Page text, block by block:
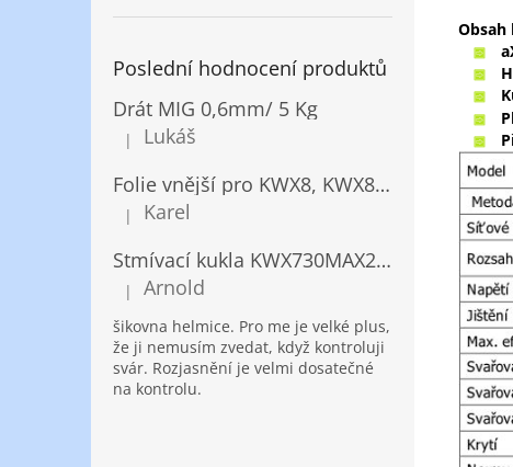
Poslední hodnocení produktů
Drát MIG 0,6mm/ 5 Kg
Hodnocení produktu je 5 z 5 hvězdiček.
|
Lukáš
Folie vnější pro KWX8, KWX820/ 10ks
Hodnocení produktu je 5 z 5 hvězdiček.
|
Karel
Stmívací kukla KWX730MAX2,5!® + NANOClean
Hodnocení produktu je 5 z 5 hvězdiček.
| Arnold
šikovna helmice. Pro me je velké plus,
že ji nemusím zvedat, když kontroluji
svár. Rozjasnění je velmi dosatečné
na kontrolu.
Obsah